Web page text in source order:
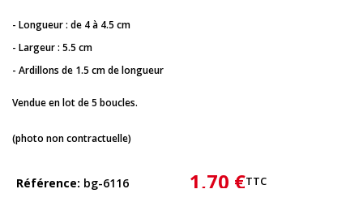
- Longueur : de 4 à 4.5 cm
- Largeur : 5.5 cm
- Ardillons de 1.5 cm de longueur
Vendue en lot de 5 boucles.
(photo non contractuelle)
Référence bg-6116 1,70 €TTC